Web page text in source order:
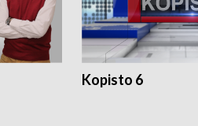
Kopisto 6